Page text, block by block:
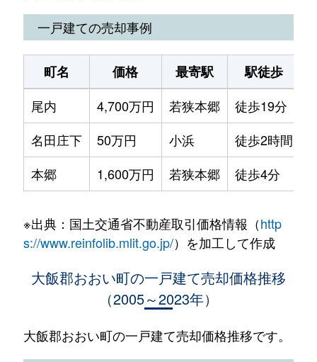
一戸建ての売却事例
町名 価格 最寄駅 駅徒歩
尾内
4,700万円 若狭本郷 徒歩19分
名田庄下
50万円 小浜 徒歩2時間
本郷
1,600万円 若狭本郷 徒歩4分
※出典：国土交通省不動産取引価格情報（http
s://www.reinfolib.mlit.go.jp/）を加工して作成
大飯郡おおい町の一戸建て売却価格推移
（2005～2023年）
大飯郡おおい町の一戸建て売却価格推移です。